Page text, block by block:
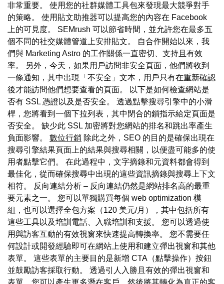
非常重要。 使用您的社群媒體工具包來發現最大競爭對手
的策略。 使用貼文助推器可以提高您的內容在 Facebook
上的可見度。 SEMrush 可以節省時間，並允許您在最多五
個不同的社交媒體管道上安排貼文。 自合作開始以來，我
們與 Marketing Astro 的工作關係一直密切、支持且有效
率。 另外，今天，如果用戶訪問非安全頁面，他們將收到
一條通知，其中出現「不安全」文本，用戶只有在重新確認
後才能訪問他們想要查看的頁面。 以下是如何檢查網站是
否有 SSL 憑證以及是否安全。 透過點擊搜尋引擎中的小滑
桿，您將看到一個下拉列表，其中閉合的鎖指示給定頁面是
否安全。 缺少此 SSL 加密將對您網站的排名和跳出率產生
負面影響。 數位行銷 除此之外，SEO 的目的是確保出現在
搜尋引擎結果頁面上的結果與搜尋相關，以便盡可能多的使
用者點擊它們。 在此過程中，文字摘錄和元資料都會得到
最佳化，從而確保搜尋中出現的這些資訊摘錄與搜尋上下文
相符。 反向連結分析 – 反向連結仍然是網站排名高的最重
要元素之一。 您可以單獨購買每個 web optimization 模
組，也可以選擇全包方案（120 美元/月），其中包括所有
這些工具以及培訓電話、入職培訓和支援。 您可以透過使
用與訪客互動的有效視窗來快速提高轉換率。 您不需要任
何設計或開發經驗即可在網站上使用和建立彈出視窗和其他
表單。 這些表單的主要目的是新增 CTA（點擊操作）按鈕
並鼓勵訪客採取行動。 透過引人入勝且有效的彈出視窗和
表單，您可以產生更多潛在客戶，然後將其轉化為真正的客